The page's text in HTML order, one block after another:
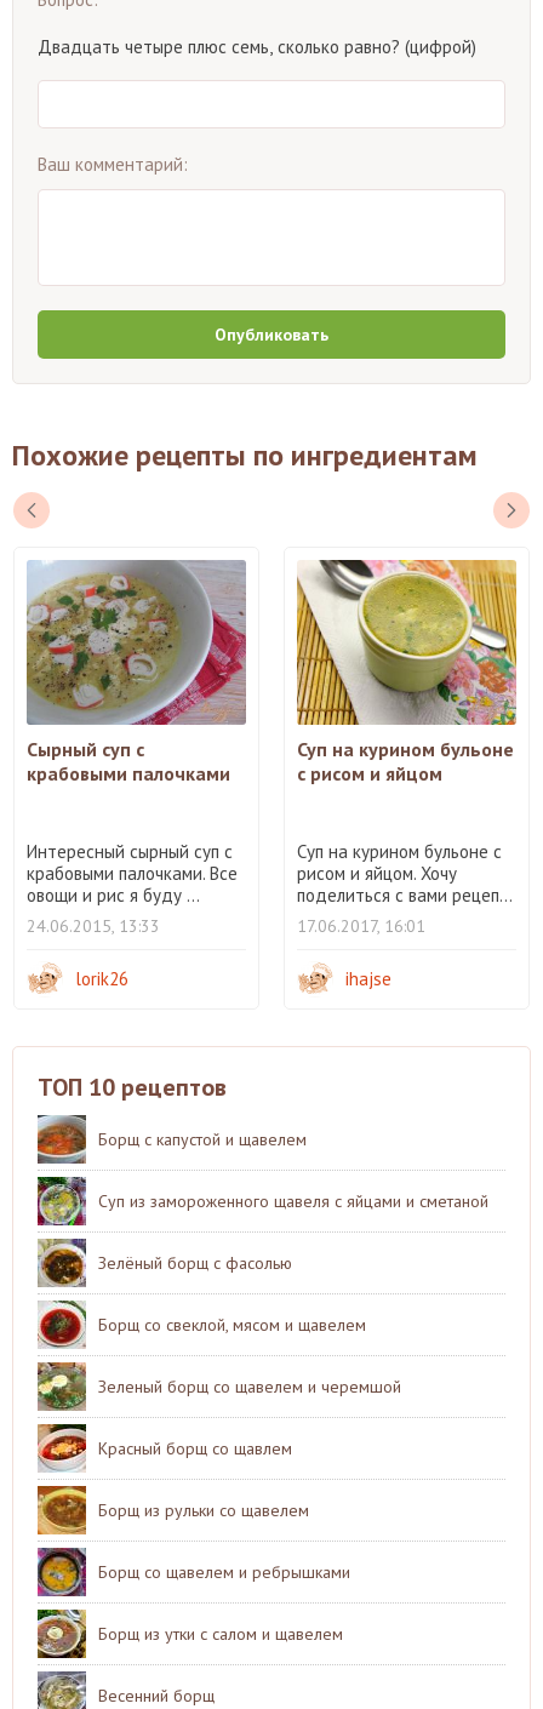
Двадцать четыре плюс семь, сколько равно? (цифрой)
Ваш комментарий:
Опубликовать
Похожие рецепты по ингредиентам
Сырный суп с
крабовыми палочками
Интересный сырный суп с
крабовыми палочками. Все
овощи и рис я буду ...
24.06.2015, 13:33
lorik26
Суп на курином бульоне
с рисом и яйцом
Суп на курином бульоне с
рисом и яйцом. Хочу
поделиться с вами рецеп...
17.06.2017, 16:01
ihajse
ТОП 10 рецептов
Борщ с капустой и щавелем
Суп из замороженного щавеля с яйцами и сметаной
Зелёный борщ с фасолью
Борщ со свеклой, мясом и щавелем
Зеленый борщ со щавелем и черемшой
Красный борщ со щавлем
Борщ из рульки со щавелем
Борщ со щавелем и ребрышками
Борщ из утки с салом и щавелем
Весенний борщ